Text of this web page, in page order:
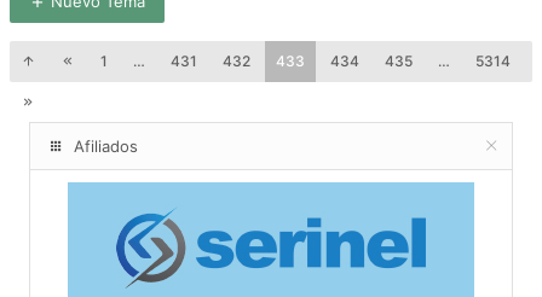
1 … 431 432 433 434 435 … 5314
Afiliados